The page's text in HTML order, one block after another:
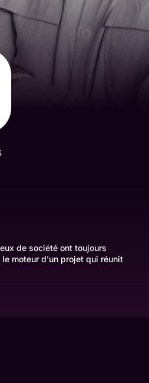
de société ont toujours
moteur d'un projet qui réunit